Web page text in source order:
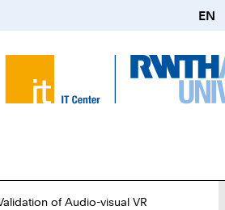
EN
of Audio-visual VR